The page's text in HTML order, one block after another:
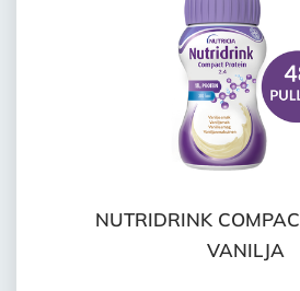
NUTRIDRINK
VANILJA